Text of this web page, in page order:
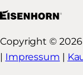
Copyright © 2026
| Impressum |